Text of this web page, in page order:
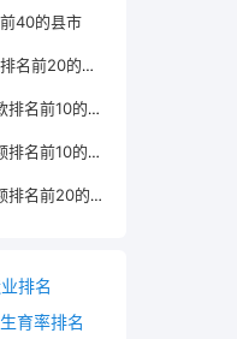
40的县市
前20的城市
前10的省份
前10的省市
前20的城市
排名
生育率排名